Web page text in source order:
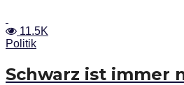
11.5K
Politik
Schwarz ist immer